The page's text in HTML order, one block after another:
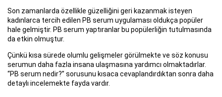
Son zamanlarda özellikle güzelliğini geri kazanmak isteyen
kadınlarca tercih edilen PB serum uygulaması oldukça popüler
hale gelmiştir. PB serum yaptıranlar bu popülerliğin tutulmasında
da etkin olmuştur.
Çünkü kısa sürede olumlu gelişmeler görülmekte ve söz konusu
serumun daha fazla insana ulaşmasına yardımcı olmaktadırlar.
“PB serum nedir?” sorusunu kısaca cevaplandırdıktan sonra daha
detaylı incelemekte fayda vardır.